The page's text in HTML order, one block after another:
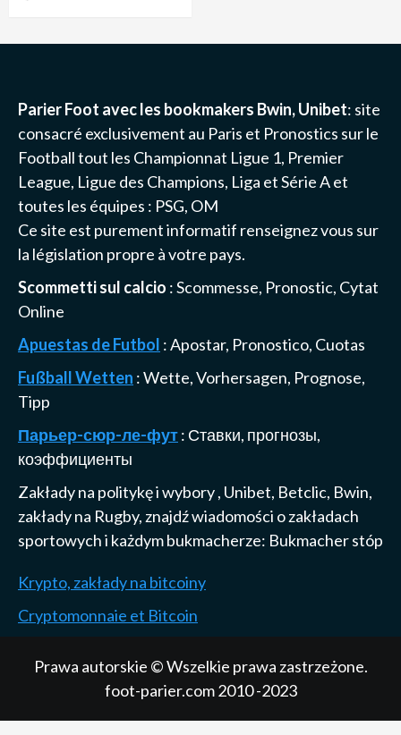
Parier Foot avec les bookmakers Bwin, Unibet: site
consacré exclusivement au Paris et Pronostics sur le
Football tout les Championnat Ligue 1, Premier
League, Ligue des Champions, Liga et Série A et
toutes les équipes : PSG, OM
Ce site est purement informatif renseignez vous sur
la législation propre à votre pays.
Scommetti sul calcio : Scommesse, Pronostic, Cytat
Online
Apuestas de Futbol : Apostar, Pronostico, Cuotas
Fußball Wetten : Wette, Vorhersagen, Prognose,
Tipp
Парьер-сюр-ле-фут: Ставки, прогнозы,
коэффициенты
Zakłady na politykę i wybory, Unibet, Betclic, Bwin,
zakłady na Rugby, znajdź wiadomości o zakładach
sportowych i każdym bukmacherze: Bukmacher stóp
Krypto, zakłady na bitcoiny
Cryptomonnaie et Bitcoin
Prawa autorskie © Wszelkie prawa zastrzeżone.
foot-parier.com 2010 -2023